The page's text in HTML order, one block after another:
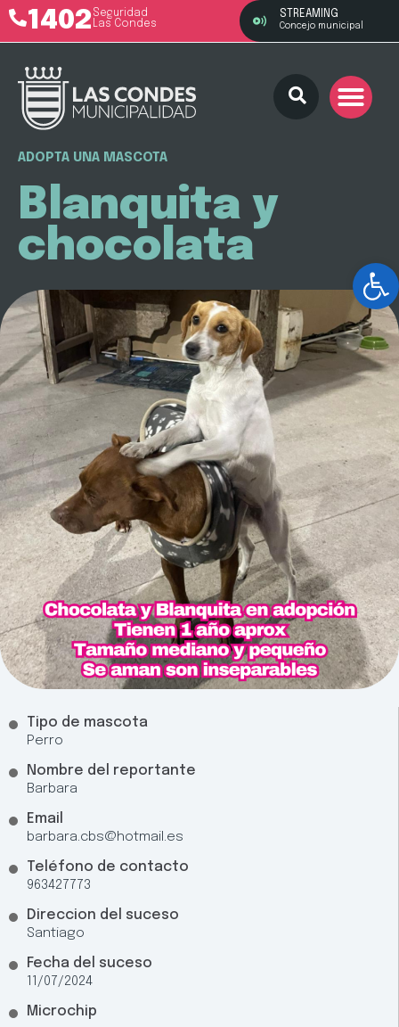
1402 Seguridad
Las Condes
STREAMING
Concejo municipal
ADOPTA UNA MASCOTA
Blanquita y
chocolata
Tipo de mascota
Perro
Nombre del reportante
Barbara
Email
barbara.cbs@hotmail.es
Teléfono de contacto
963427773
Direccion del suceso
Santiago
Fecha del suceso
11/07/2024
Microchip